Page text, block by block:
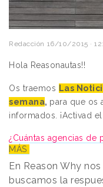
Redacción 16/10/2015 ·
Hola Reasonautas!!
Os traemos Las
semana, para que os
informados. ¡Activad
¿Cuántas agencias de
MÁS
En Reason Why
buscamos la